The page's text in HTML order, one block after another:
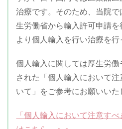
治療です。そのため、当院
生労働省から輸入許可申請
より個人輸入を行い治療を行
個人輸入に関しては厚生労
された「個人輸入において
いて」をご参考にお願いいた
「個人輸入において注意す